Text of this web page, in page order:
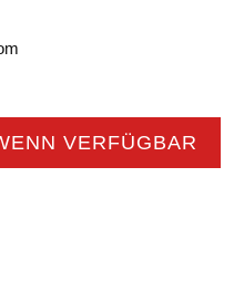
VERFÜGBAR